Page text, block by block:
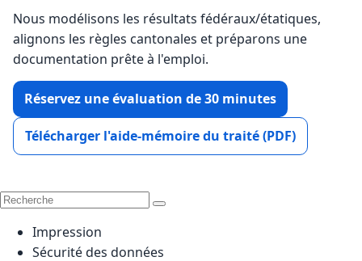
Nous modélisons les résultats fédéraux/étatiques,
alignons les règles cantonales et préparons une
documentation prête à l'emploi.
Réservez une évaluation de 30 minutes
Télécharger l'aide-mémoire du traité (PDF)
Impression
Sécurité des données